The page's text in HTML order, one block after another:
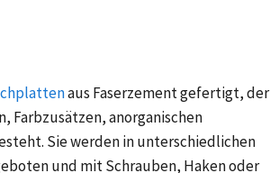
aus Faserzement gefertigt, der
Farbzusätzen, anorganischen
Sie werden in unterschiedlichen
und mit Schrauben, Haken oder